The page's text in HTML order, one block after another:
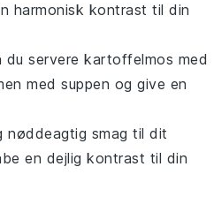
harmonisk kontrast til din
servere kartoffelmos med
med suppen og give en
smag til dit
en dejlig kontrast til din